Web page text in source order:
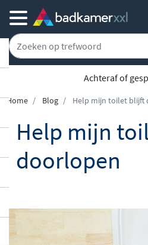
Achteraf of
Home Blog Help mijn toilet blijft
Help mijn
doorlopen